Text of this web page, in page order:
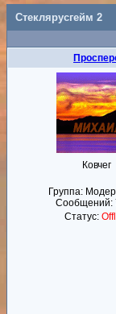
Стеклярусгейм 2
Ковчег
Группа:
Сообщений:
Статус: